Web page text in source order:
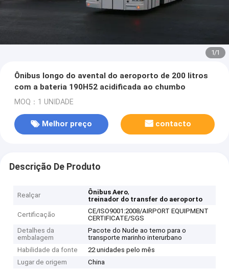
1/1
Ônibus longo do avental do aeroporto de 200 litros
com a bateria 190H52 acidificada ao chumbo
MOQ：1 UNIDADE
Melhor preço contacto
Descrição De Produto
Realçar Ônibus Aero,
treinador do transfer do aeroporto
Certificação
CE/ISO9001:2008/AIRPORT EQUIPMENT
CERTIFICATE/SGS
Detalhes da
embalagem
Pacote do Nude ao terno para o
transporte marinho interurbano
Habilidade da fonte
22 unidades pelo mês
Lugar de origem
China